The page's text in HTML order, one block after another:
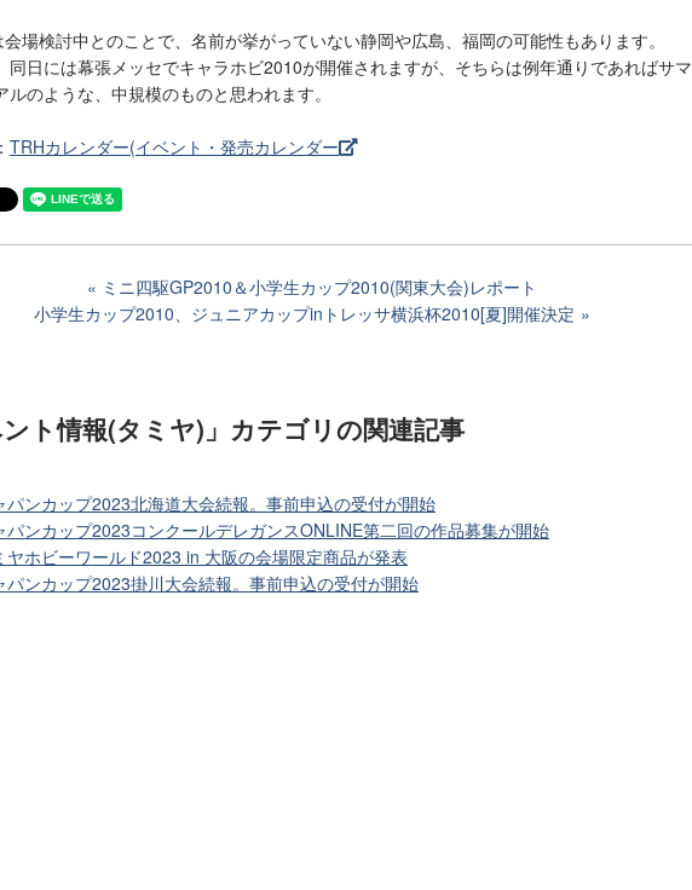
場検討中とのことで、名前が挙がっていない静岡や広島、福岡の可能性もあります。
同日には幕張メッセでキャラホビ2010が開催されますが、そちらは例年通りであればサマ
ルのような、中規模のものと思われます。
TRHカレンダー(イベント・発売カレンダー
ミニ四駆GP2010＆小学生カップ2010(関東大会)レポート
小学生カップ2010、ジュニアカップinトレッサ横浜杯2010[夏]開催決定
ント情報(タミヤ)」カテゴリの関連記事
パンカップ2023北海道大会続報。事前申込の受付が開始
パンカップ2023コンクールデレガンスONLINE第二回の作品募集が開始
ヤホビーワールド2023 in 大阪の会場限定商品が発表
パンカップ2023掛川大会続報。事前申込の受付が開始